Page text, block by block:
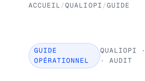
ACCUEIL /QUALIOPI /GUIDE
GUIDE
OPÉRATIONNEL
QUALIOPI
· AUDIT